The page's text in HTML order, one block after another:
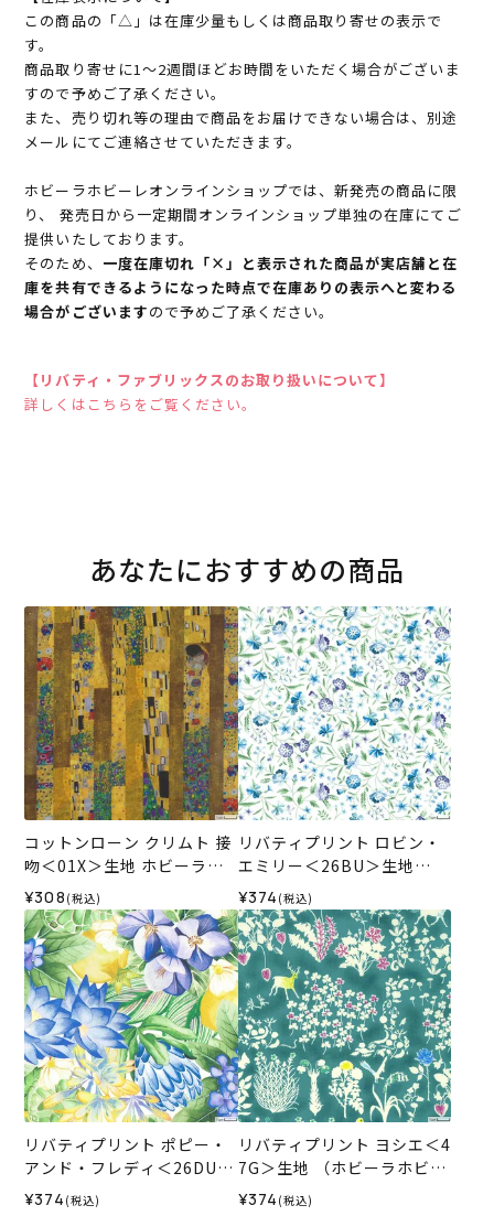
この商品の「△」は在庫少量もしくは商品取り寄せの表示で
す。
商品取り寄せに1～2週間ほどお時間をいただく場合がございま
すので予めご了承ください。
また、売り切れ等の理由で商品をお届けできない場合は、別途
メールにてご連絡させていただきます。
ホビーラホビーレオンラインショップでは、新発売の商品に限
り、 発売日から一定期間オンラインショップ単独の在庫にてご
提供いたしております。
そのため、 一度在庫切れ「×」と表示された商品が実店舗と在
庫を共有できるようになった時点で在庫ありの表示へと変わる
場合がございますので予めご了承ください。
【リバティ・ファブリックスのお取り扱いについて】
詳しくはこちらをご覧ください。
あなたにおすすめの商品
コットンローン クリムト 接
吻＜01X＞生地 ホビーラホ
ビーレデザインコレクショ
ン
¥308 (税込)
リバティプリント ロビン・
エミリー＜26BU＞生地
（リバティ・ファブリック
ス）2026SS
¥374 (税込)
リバティプリント ポピー・
アンド・フレディ＜26DU＞
生地 （リバティ・ファブリ
ックス）2026SS
¥374 (税込)
リバティプリント ヨシエ＜4
7G＞生地 （ホビーラホビー
レオリジナル）2025AW
¥374 (税込)